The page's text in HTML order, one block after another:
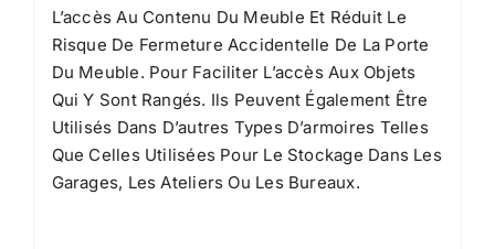
L’accès Au Contenu Du Meuble Et Réduit Le
Risque De Fermeture Accidentelle De La Porte
Du Meuble. Pour Faciliter L’accès Aux Objets
Qui Y Sont Rangés. Ils Peuvent Également Être
Utilisés Dans D’autres Types D’armoires Telles
Que Celles Utilisées Pour Le Stockage Dans Les
Garages, Les Ateliers Ou Les Bureaux.